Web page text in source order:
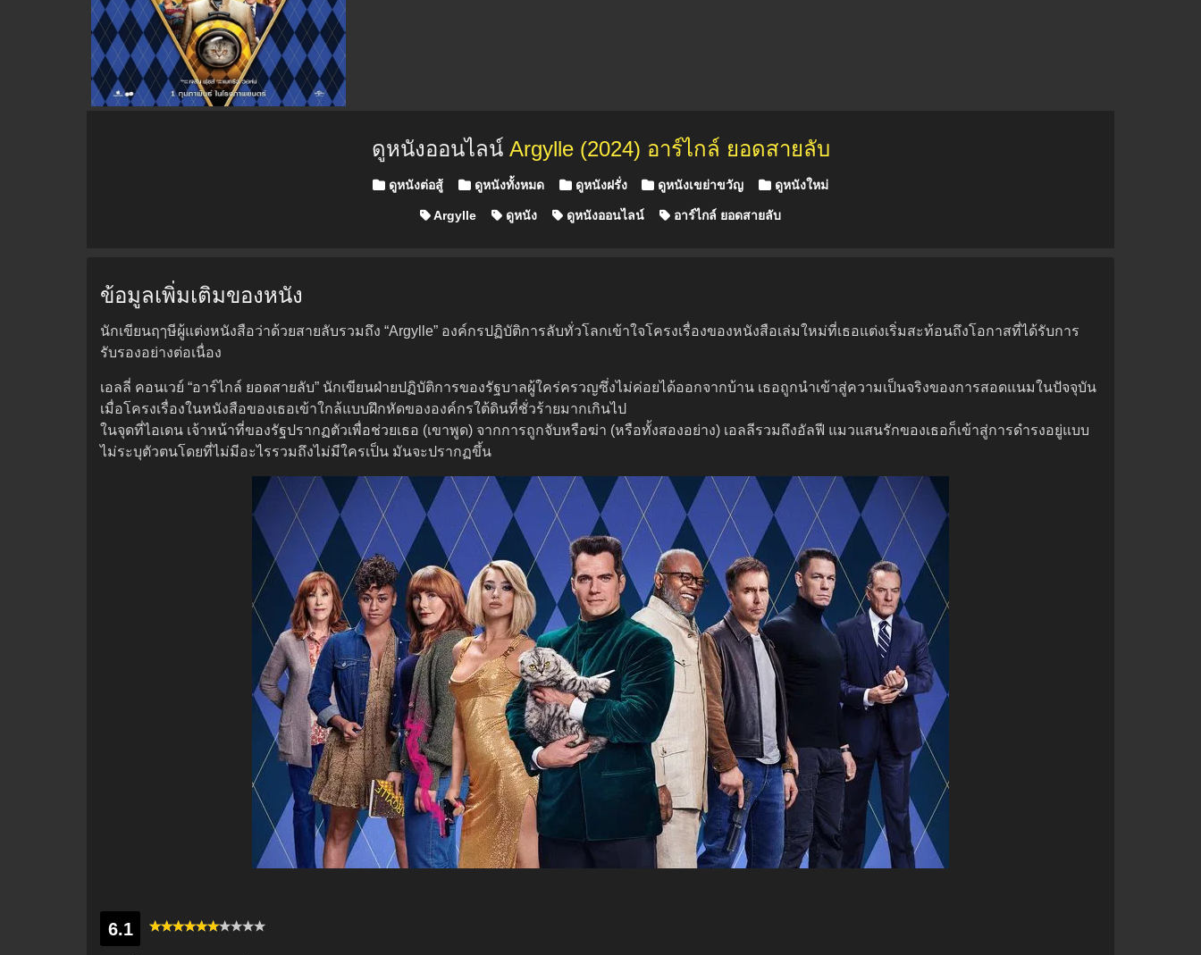
ดูหนังออนไลน์ Argylle (2024) อาร์ไกล์ ยอดสายลับ
Posted in
ดูหนังต่อสู้ ดูหนังทั้งหมด ดูหนังฝรั่ง ดูหนังเขย่าขวัญ ดูหนังใหม่
Argylle ดูหนัง ดูหนังออนไลน์ อาร์ไกล์ ยอดสายลับ
ข้อมูลเพิ่มเติมของหนัง
นักเขียนฤๅษีผู้แต่งหนังสือว่าด้วยสายลับรวมถึง “Argylle” องค์กรปฏิบัติการลับทั่วโลกเข้าใจโครงเรื่องของหนังสือเล่มใหม่ที่เธอแต่งเริ่มสะท้อนถึงโอกาสที่ได้รับการ
รับรองอย่างต่อเนื่อง
เอลลี่ คอนเวย์ “อาร์ไกล์ ยอดสายลับ” นักเขียนฝ่ายปฏิบัติการของรัฐบาลผู้ใคร่ครวญซึ่งไม่ค่อยได้ออกจากบ้าน เธอถูกนำเข้าสู่ความเป็นจริงของการสอดแนมในปัจจุบัน
เมื่อโครงเรื่องในหนังสือของเธอเข้าใกล้แบบฝึกหัดขององค์กรใต้ดินที่ชั่วร้ายมากเกินไป
ในจุดที่ไอเดน เจ้าหน้าที่ของรัฐปรากฏตัวเพื่อช่วยเธอ (เขาพูด) จากการถูกจับหรือฆ่า (หรือทั้งสองอย่าง) เอลลีรวมถึงอัลฟี แมวแสนรักของเธอก็เข้าสู่การดำรงอยู่แบบ
ไม่ระบุตัวตนโดยที่ไม่มีอะไรรวมถึงไม่มีใครเป็น มันจะปรากฏขึ้น
6.1